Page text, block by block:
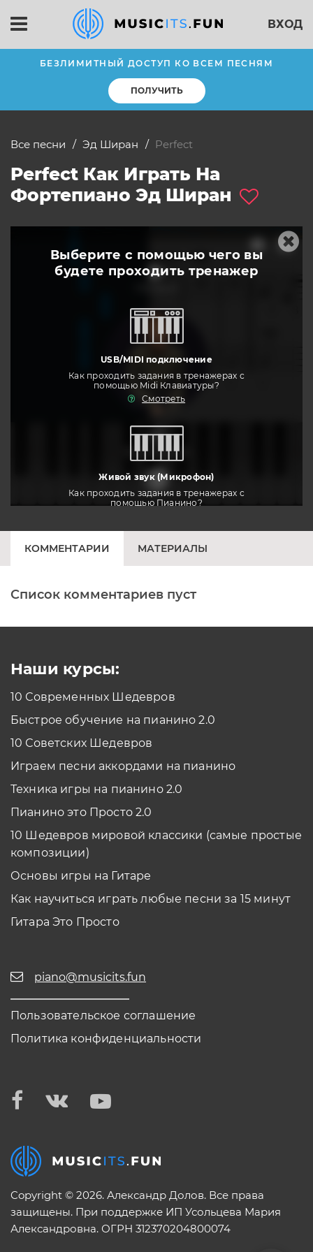
ВХОД
БЕЗЛИМИТНЫЙ ДОСТУП КО ВСЕМ ПЕСНЯМ
ПОЛУЧИТЬ
Все песни Эд Ширан Perfect
Perfect Как Играть На
Фортепиано Эд Ширан
Выберите с помощью чего вы
будете проходить тренажер
USB/MIDI подключение
Как проходить задания в тренажерах с
помощью Midi Клавиатуры?
Смотреть
Живой звук (Микрофон)
Как проходить задания в тренажерах с
помощью Пианино?
Печатная клавиатура
Как проходить задания в тренажерах с
помощью Планшета/телефона?
тренировать
КОММЕНТАРИИ МАТЕРИАЛЫ
Список комментариев пуст
Наши курсы:
10 Современных Шедевров
Быстрое обучение на пианино 2.0
10 Советских Шедевров
Играем песни аккордами на пианино
Техника игры на пианино 2.0
Пианино это Просто 2.0
10 Шедевров мировой классики (самые простые
композиции)
Основы игры на Гитаре
Как научиться играть любые песни за 15 минут
Гитара Это Просто
piano@musicits.fun
Пользовательское соглашение
Политика конфиденциальности
Copyright © 2026. Александр Долов. Все права
защищены. При поддержке ИП Усольцева Мария
Александровна. ОГРН 312370204800074